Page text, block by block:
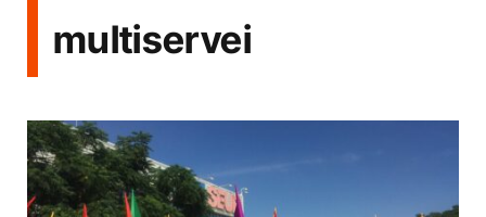
multiservei